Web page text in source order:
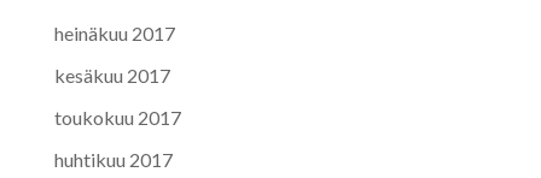
heinäkuu 2017
kesäkuu 2017
toukokuu 2017
huhtikuu 2017